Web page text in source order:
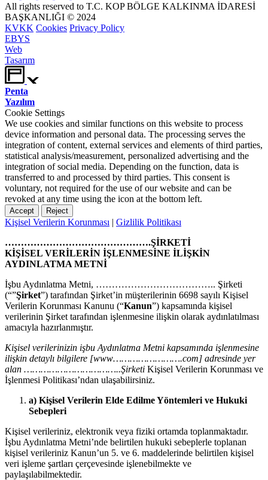
All rights reserved to T.C. KOP BÖLGE KALKINMA İDARESİ
BAŞKANLIĞI © 2024
KVKK Cookies Privacy Policy
EBYS
Web
Tasarım
Penta
Yazılım
Cookie Settings
We use cookies and similar functions on this website to process
device information and personal data. The processing serves the
integration of content, external services and elements of third parties,
statistical analysis/measurement, personalized advertising and the
integration of social media. Depending on the function, data is
transferred to and processed by third parties. This consent is
voluntary, not required for the use of our website and can be
revoked at any time using the icon at the bottom left.
Accept Reject
Kişisel Verilerin Korunması | Gizlilik Politikası
……………………………………….ŞİRKETİ
KİŞİSEL VERİLERİN İŞLENMESİNE İLİŞKİN
AYDINLATMA METNİ
İşbu Aydınlatma Metni, ……………………………….. Şirketi
(“”Şirket”) tarafından Şirket’in müşterilerinin 6698 sayılı Kişisel
Verilerin Korunması Kanunu (“Kanun”) kapsamında kişisel
verilerinin Şirket tarafından işlenmesine ilişkin olarak aydınlatılması
amacıyla hazırlanmıştır.
Kişisel verilerinizin işbu Aydınlatma Metni kapsamında işlenmesine
ilişkin detaylı bilgilere [www…………………….com] adresinde yer
alan ……………………………..Şirketi Kişisel Verilerin Korunması ve
İşlenmesi Politikası’ndan ulaşabilirsiniz.
a) Kişisel Verilerin Elde Edilme Yöntemleri ve Hukuki
Sebepleri
Kişisel verileriniz, elektronik veya fiziki ortamda toplanmaktadır.
İşbu Aydınlatma Metni’nde belirtilen hukuki sebeplerle toplanan
kişisel verileriniz Kanun’un 5. ve 6. maddelerinde belirtilen kişisel
veri işleme şartları çerçevesinde işlenebilmekte ve
paylaşılabilmektedir.